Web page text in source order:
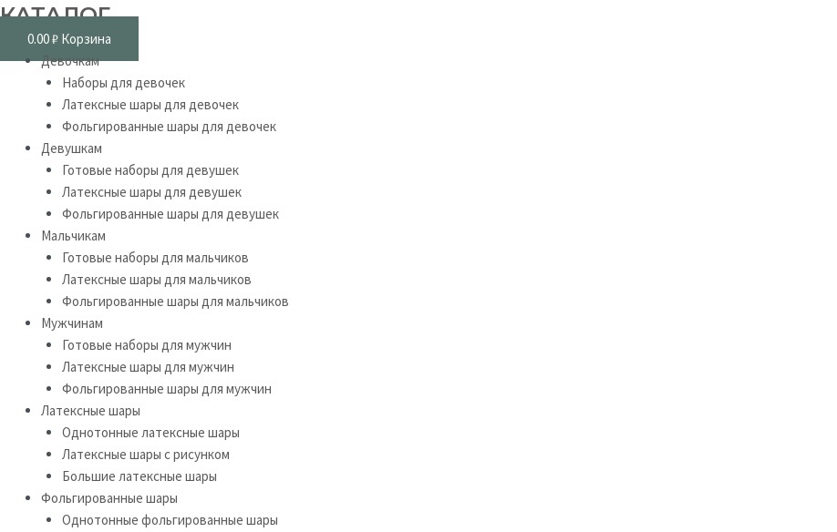
КАТАЛОГ
0.00₽ Корзина
Девочкам
Наборы для девочек
Латексные шары для девочек
Фольгированные шары для девочек
Девушкам
Готовые наборы для девушек
Латексные шары для девушек
Фольгированные шары для девушек
Мальчикам
Готовые наборы для мальчиков
Латексные шары для мальчиков
Фольгированные шары для мальчиков
Мужчинам
Готовые наборы для мужчин
Латексные шары для мужчин
Фольгированные шары для мужчин
Латексные шары
Однотонные латексные шары
Латексные шары с рисунком
Большие латексные шары
Фольгированные шары
Однотонные фольгированные шары